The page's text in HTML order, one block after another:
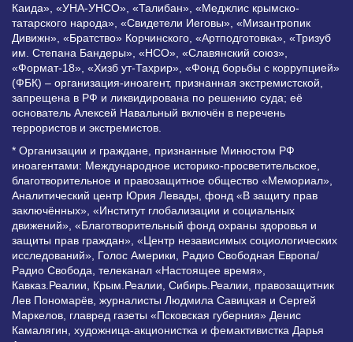
Каида», «УНА-УНСО», «Талибан», «Меджлис крымско-
татарского народа», «Свидетели Иеговы», «Мизантропик
Дивижн», «Братство» Корчинского, «Артподготовка», «Тризуб
им. Степана Бандеры», «НСО», «Славянский союз»,
«Формат-18», «Хизб ут-Тахрир», «Фонд борьбы с коррупцией»
(ФБК) – организация-иноагент, признанная экстремистской,
запрещена в РФ и ликвидирована по решению суда; её
основатель Алексей Навальный включён в перечень
террористов и экстремистов.
* Организации и граждане, признанные Минюстом РФ
иноагентами: Международное историко-просветительское,
благотворительное и правозащитное общество «Мемориал»,
Аналитический центр Юрия Левады, фонд «В защиту прав
заключённых», «Институт глобализации и социальных
движений», «Благотворительный фонд охраны здоровья и
защиты прав граждан», «Центр независимых социологических
исследований», Голос Америки, Радио Свободная Европа/
Радио Свобода, телеканал «Настоящее время»,
Кавказ.Реалии, Крым.Реалии, Сибирь.Реалии, правозащитник
Лев Пономарёв, журналисты Людмила Савицкая и Сергей
Маркелов, главред газеты «Псковская губерния» Денис
Камалягин, художница-акционистка и фемактивистка Дарья